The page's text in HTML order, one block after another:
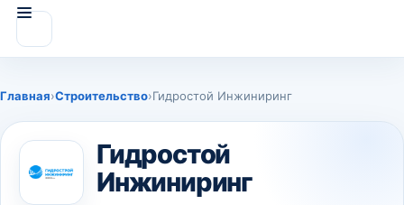
Главная›Строительство›Гидростой Инжиниринг
Гидростой
Инжиниринг